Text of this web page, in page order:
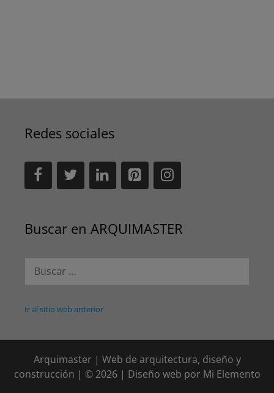
Redes sociales
Buscar en ARQUIMASTER
Ir al sitio web anterior
Arquimaster | Web de arquitectura, diseño y
construcción | © 2026 | Diseño web por Mi Elemento